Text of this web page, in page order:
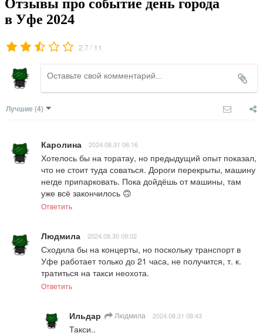
Отзывы про событие день города
в Уфе 2024
2.7 / 11
Лучшие (4)
Каролина 2024.08.31 06:16
Хотелось бы на торатау, но предыдущий опыт показал,
что не стоит туда соваться. Дороги перекрыты, машину
негде припарковать. Пока дойдёшь от машины, там
уже всё закончилось 🙃
Ответить
Людмила 2024.08.30 09:02
Сходила бы на концерты, но поскольку транспорт в
Уфе работает только до 21 часа, не получится, т. к.
тратиться на такси неохота.
Ответить
Ильдар Людмила 2024.08.31 08:43
Такси..